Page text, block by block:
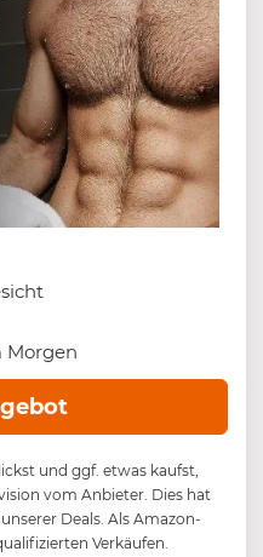
Morgen
und ggf. etwas kaufst,
vom Anbieter. Dies hat
Deals. Als Amazon-
Verkäufen.